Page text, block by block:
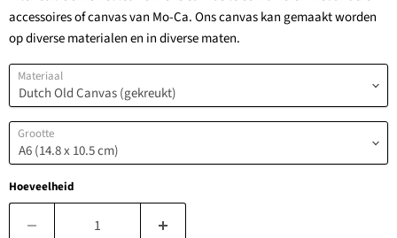
accessoires of canvas van Mo-Ca. Ons canvas kan gemaakt worden
op diverse materialen en in diverse maten.
Materiaal
Grootte
Hoeveelheid